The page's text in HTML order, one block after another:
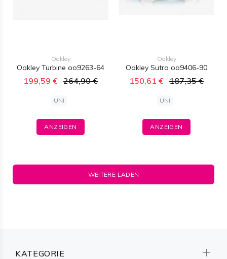
Oakley
Oakley Turbine oo9263-64
199,59 € 264,90 €
UNI
ANZEIGEN
Oakley
Oakley Sutro oo9406-90
150,61 € 187,35 €
UNI
ANZEIGEN
WEITERE LADEN
KATEGORIE